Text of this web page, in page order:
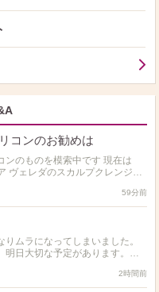
コンのお勧めは
ンのものを模索中です 現在は
ヴェレダのスカルプクレンジン
59分前
ムラになってしまいました。
明日大切な予定があります。少
です。
2時間前